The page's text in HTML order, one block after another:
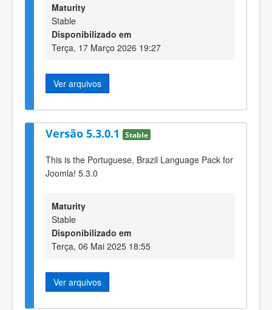
Maturity
Stable
Disponibilizado em
Terça, 17 Março 2026 19:27
Ver arquivos
Versão 5.3.0.1 Stable
This is the Portuguese, Brazil Language Pack for
Joomla! 5.3.0
Maturity
Stable
Disponibilizado em
Terça, 06 Mai 2025 18:55
Ver arquivos